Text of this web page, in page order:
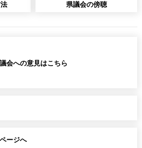
県議会の傍聴
会への意見はこちら
ージへ